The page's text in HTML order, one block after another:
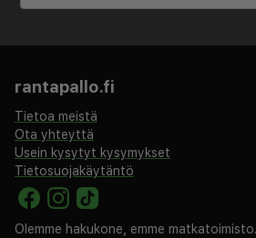
rantapallo.fi
Tietoa meistä
Ota yhteyttä
Usein kysytyt kysymykset
Tietosuojakäytäntö
Olemme hakukone, emme